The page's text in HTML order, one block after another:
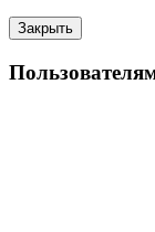
Закрыть